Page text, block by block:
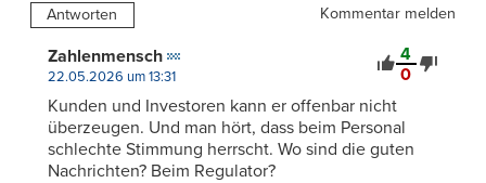
Antworten Kommentar melden
4
0
Zahlenmensch
22.05.2026 um 13:31
Kunden und Investoren kann er offenbar nicht
überzeugen. Und man hört, dass beim Personal
schlechte Stimmung herrscht. Wo sind die guten
Nachrichten? Beim Regulator?